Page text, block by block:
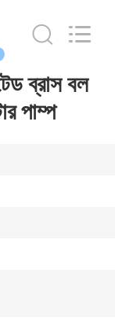
ব্রাস বল
পাম্প